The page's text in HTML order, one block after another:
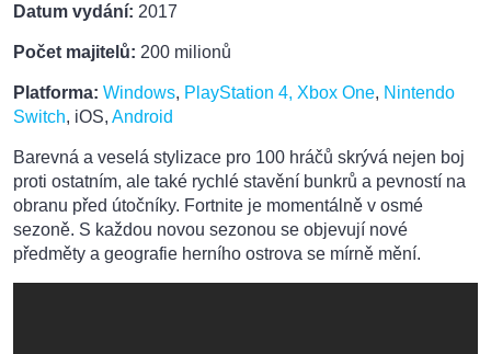
Datum vydání: 2017
Počet majitelů: 200 milionů
Platforma: Windows, PlayStation 4, Xbox One, Nintendo
Switch, iOS, Android
Barevná a veselá stylizace pro 100 hráčů skrývá nejen boj
proti ostatním, ale také rychlé stavění bunkrů a pevností na
obranu před útočníky. Fortnite je momentálně v osmé
sezoně. S každou novou sezonou se objevují nové
předměty a geografie herního ostrova se mírně mění.